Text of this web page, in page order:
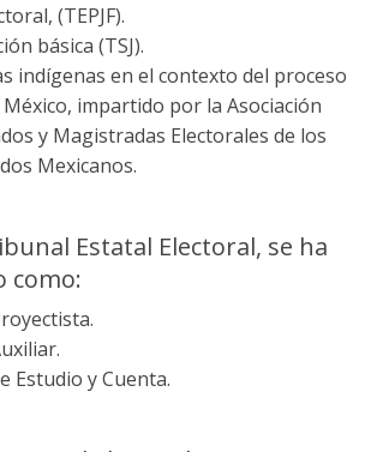
(TEPJF).
básica (TSJ).
indígenas en el contexto del proceso
impartido por la Asociación
y Magistradas Electorales de los
Mexicanos.
Estatal Electoral, se ha
como:
Estudio y Cuenta.